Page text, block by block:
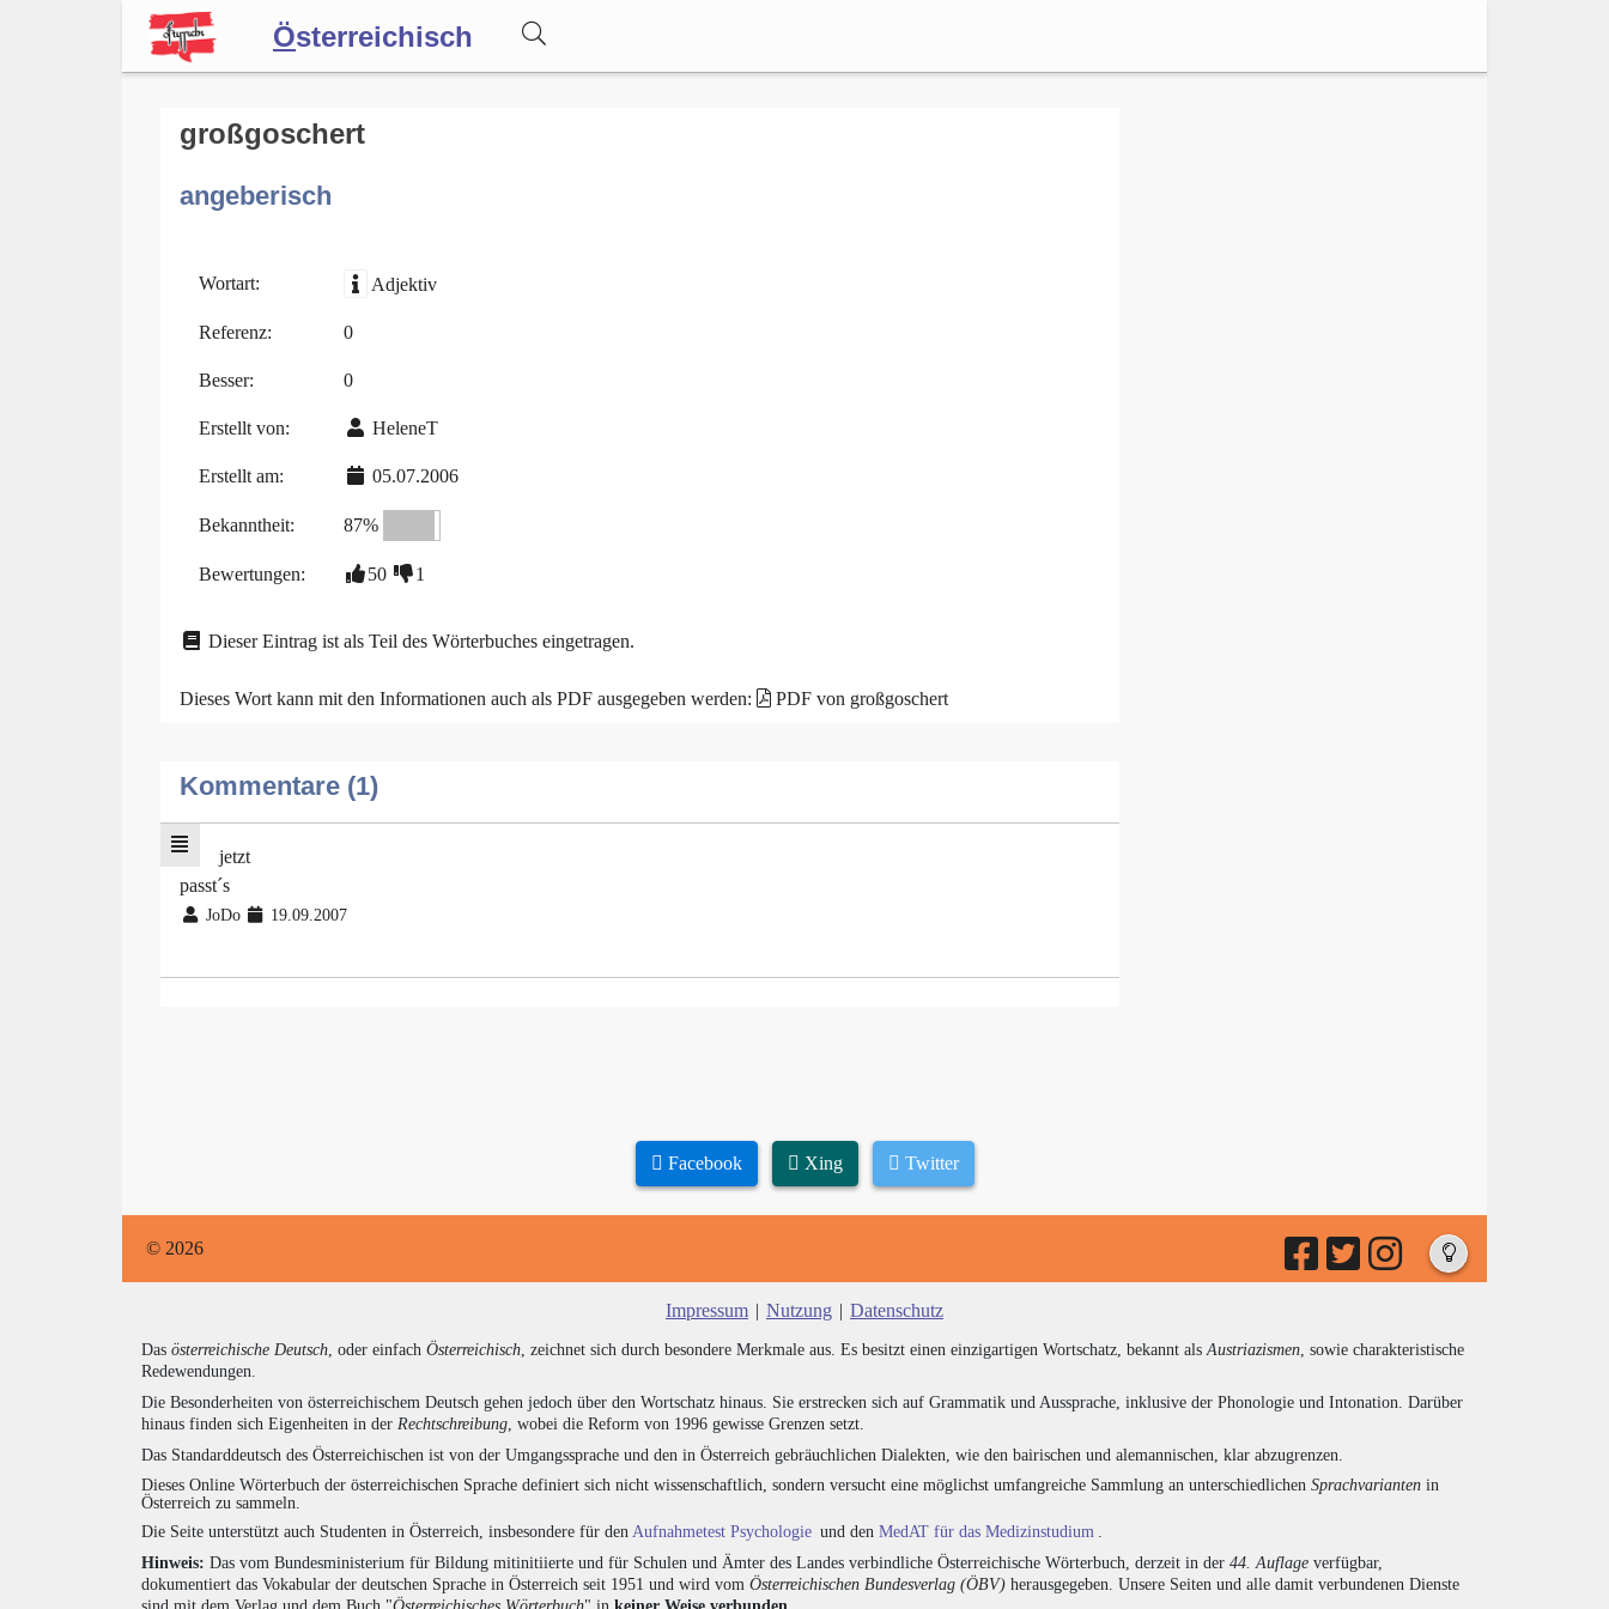
Österreichisch
Forum
Blog
großgoschert
angeberisch
Wortart: Adjektiv
Referenz: 0
Besser: 0
Erstellt von: HeleneT
Erstellt am: 05.07.2006
Bekanntheit: 87%
Bewertungen: 50 1
Dieser Eintrag ist als Teil des Wörterbuches eingetragen.
Dieses Wort kann mit den Informationen auch als PDF ausgegeben werden: PDF von großgoschert
Kommentare (1)
jetzt
passt´s
JoDo 19.09.2007
Facebook Xing Twitter
© 2026
Impressum | Nutzung | Datenschutz
Das österreichische Deutsch , oder einfach Österreichisch , zeichnet sich durch besondere Merkmale aus. Es besitzt einen einzigartigen Wortschatz, bekannt als Austriazismen , sowie charakteristische
Redewendungen.
Die Besonderheiten von österreichischem Deutsch gehen jedoch über den Wortschatz hinaus. Sie erstrecken sich auf Grammatik und Aussprache, inklusive der Phonologie und Intonation. Darüber
hinaus finden sich Eigenheiten in der Rechtschreibung , wobei die Reform von 1996 gewisse Grenzen setzt.
Das Standarddeutsch des Österreichischen ist von der Umgangssprache und den in Österreich gebräuchlichen Dialekten, wie den bairischen und alemannischen, klar abzugrenzen.
Dieses Online Wörterbuch der österreichischen Sprache definiert sich nicht wissenschaftlich, sondern versucht eine möglichst umfangreiche Sammlung an unterschiedlichen Sprachvarianten in
Österreich zu sammeln.
Die Seite unterstützt auch Studenten in Österreich, insbesondere für den Aufnahmetest Psychologie und den MedAT für das Medizinstudium
Hinweis: Das vom Bundesministerium für Bildung mitinitiierte und für Schulen und Ämter des Landes verbindliche Österreichische Wörterbuch, derzeit in der 44. Auflage verfügbar,
dokumentiert das Vokabular der deutschen Sprache in Österreich seit 1951 und wird vom Österreichischen Bundesverlag (ÖBV) herausgegeben. Unsere Seiten und alle damit verbundenen Dienste